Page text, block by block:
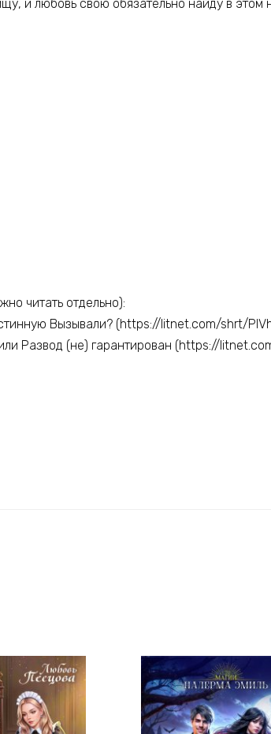
и любовь свою обязательно найду в этом
читать отдельно):
Вызывали? (https://litnet.com/shrt/
Развод (не) гарантирован (https://